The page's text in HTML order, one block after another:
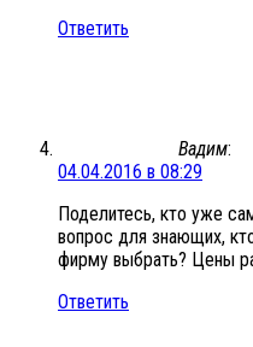
Ответить
Вадим:
04.04.2016 в 08:29
Поделитесь, кто уже
вопрос для знающих,
фирму выбрать? Цены
Ответить